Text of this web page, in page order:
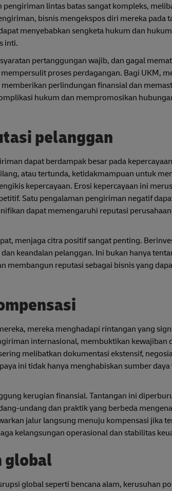
lintas batas sangat kompleks,
bisnis mengekspos diri mereka pada
menyebabkan sengketa hukum dan
inti.
pertanggungan wajib, dan gagal
proses perdagangan. Bagi UKM,
perlindungan finansial dan
hukum dan mempromosikan
pelanggan
dapat berdampak besar pada
atau tertunda, ketidakmampuan untuk
kepercayaan. Erosi kepercayaan ini
Satu pengalaman pengiriman negatif
dapat memengaruhi reputasi
menjaga citra positif sangat penting.
keandalan pelanggan. Ini bukan hanya
reputasi sebagai bisnis yang
mereka menghadapi rintangan yang
internasional, membuktikan kewajiban
melibatkan dokumentasi ekstensif,
ini tidak hanya menghabiskan sumber
kerugian finansial. Tantangan ini
undang dan praktik yang berbeda
jalur langsung menuju kompensasi jika
kelangsungan operasional dan stabilitas
global
global seperti bencana alam, kerusuhan